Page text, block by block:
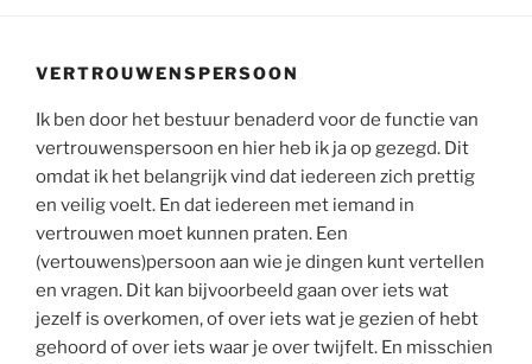
VERTROUWENSPERSOON
Ik ben door het bestuur benaderd voor de functie van
vertrouwenspersoon en hier heb ik ja op gezegd. Dit
omdat ik het belangrijk vind dat iedereen zich prettig
en veilig voelt. En dat iedereen met iemand in
vertrouwen moet kunnen praten. Een
(vertouwens)persoon aan wie je dingen kunt vertellen
en vragen. Dit kan bijvoorbeeld gaan over iets wat
jezelf is overkomen, of over iets wat je gezien of hebt
gehoord of over iets waar je over twijfelt. En misschien